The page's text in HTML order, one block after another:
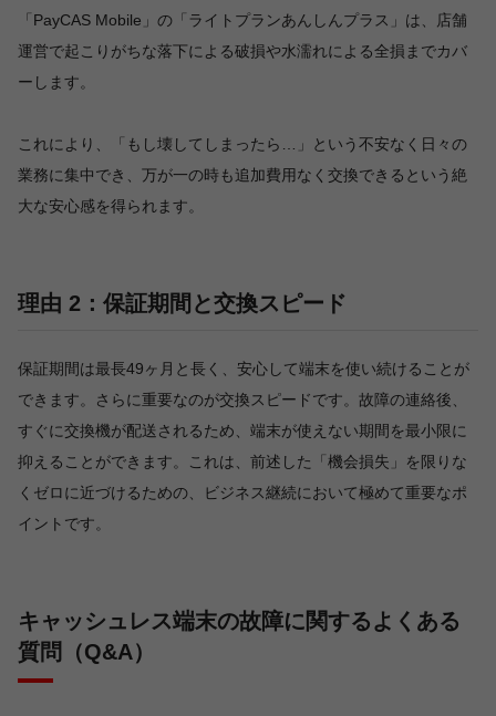
「PayCAS Mobile」の「ライトプランあんしんプラス」は、店舗
運営で起こりがちな落下による破損や水濡れによる全損までカバ
ーします。
これにより、「もし壊してしまったら…」という不安なく日々の
業務に集中でき、万が一の時も追加費用なく交換できるという絶
大な安心感を得られます。
理由 2：保証期間と交換スピード
保証期間は最長49ヶ月と長く、安心して端末を使い続けることが
できます。さらに重要なのが交換スピードです。故障の連絡後、
すぐに交換機が配送されるため、端末が使えない期間を最小限に
抑えることができます。これは、前述した「機会損失」を限りな
くゼロに近づけるための、ビジネス継続において極めて重要なポ
イントです。
キャッシュレス端末の故障に関するよくある
質問（Q&A）